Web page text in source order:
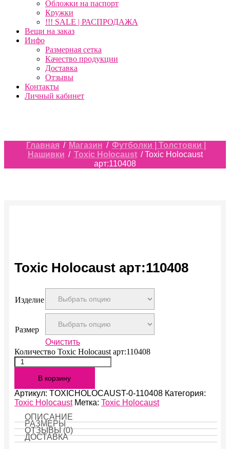
Обложки на паспорт
Кружки
!!! SALE | РАСПРОДАЖА
Вещи на заказ
Инфо
Размерная сетка
Качество продукции
Доставка
Отзывы
Контакты
Личный кабинет
Главная / Магазин / Футболки | Толстовки |
Нашивки / Toxic Holocaust / Toxic Holocaust
арт:110408
Toxic Holocaust арт:110408
Изделие
Размер
Очистить
Количество Toxic Holocaust арт:110408
В корзину
Артикул: TOXICHOLOCAUST-0-110408 Категория:
Toxic Holocaust Метка: Toxic Holocaust
ОПИСАНИЕ
РАЗМЕРЫ
ОТЗЫВЫ (0)
ДОСТАВКА